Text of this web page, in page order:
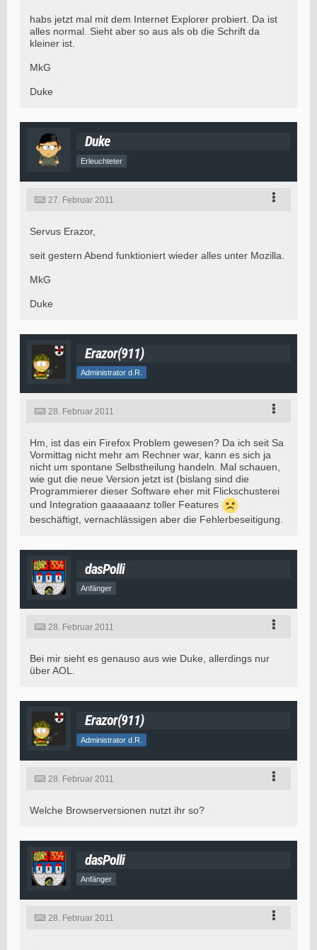
habs jetzt mal mit dem Internet Explorer probiert. Da ist
alles normal. Sieht aber so aus als ob die Schrift da
kleiner ist.
MkG
Duke
Duke
Erleuchteter
27. Februar 2011
Servus Erazor,
seit gestern Abend funktioniert wieder alles unter Mozilla.
MkG
Duke
Erazor(911)
Administrator d.R.
28. Februar 2011
Hm, ist das ein Firefox Problem gewesen? Da ich seit Sa
Vormittag nicht mehr am Rechner war, kann es sich ja
nicht um spontane Selbstheilung handeln. Mal schauen,
wie gut die neue Version jetzt ist (bislang sind die
Programmierer dieser Software eher mit Flickschusterei
und Integration gaaaaaanz toller Features
beschäftigt, vernachlässigen aber die Fehlerbeseitigung.
dasPolli
Anfänger
28. Februar 2011
Bei mir sieht es genauso aus wie Duke, allerdings nur
über AOL.
Erazor(911)
Administrator d.R.
28. Februar 2011
Welche Browserversionen nutzt ihr so?
dasPolli
Anfänger
28. Februar 2011